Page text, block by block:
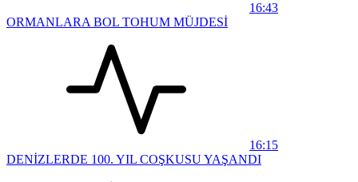
16:43
ORMANLARA BOL TOHUM MÜJDESİ
16:15
DENİZLERDE 100. YIL COŞKUSU YAŞANDI